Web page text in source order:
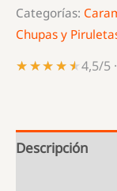
Categorías:
Chupas y
★★★★★
★★★★★4,5/5
Descripción